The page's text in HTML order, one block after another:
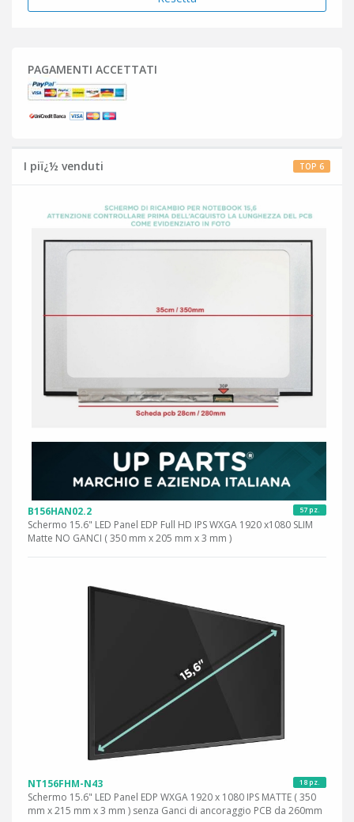
PAGAMENTI ACCETTATI
I piï¿½ venduti TOP 6
57 pz.
B156HAN02.2
Schermo 15.6" LED Panel EDP Full HD IPS WXGA 1920 x1080 SLIM
Matte NO GANCI ( 350 mm x 205 mm x 3 mm )
18 pz.
NT156FHM-N43
Schermo 15.6" LED Panel EDP WXGA 1920 x 1080 IPS MATTE ( 350
mm x 215 mm x 3 mm ) senza Ganci di ancoraggio PCB da 260mm